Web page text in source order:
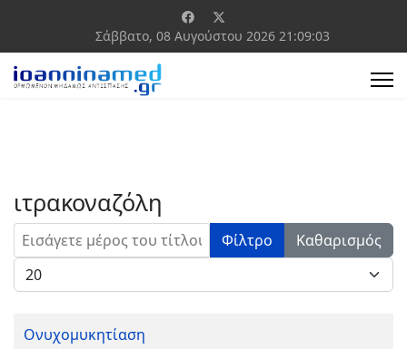
Σάββατο, 08 Αυγούστου 2026 21:09:03
ιτρακοναζόλη
Εισάγετε μέρος του τίτλου. Φίλτρο
Καθαρισμός
Εμφάνιση #
Ονυχομυκητίαση